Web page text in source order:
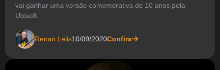
vai ganhar uma versão comemorativa de 10 anos pela
Ubisoft.
Renan Lelis10/09/2020Confira